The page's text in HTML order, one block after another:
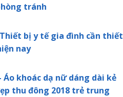
tránh
bị y tế gia đình cần thiết
nay
Áo khoác dạ nữ dáng dài kẻ
thu đông 2018 trẻ trung